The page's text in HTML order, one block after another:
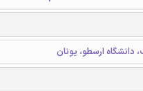
دانشگاه ارسطو، یونان